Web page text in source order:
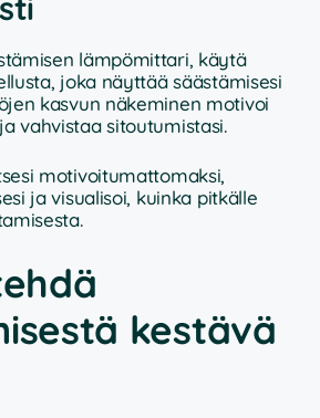
lämpömittari, käytä
joka näyttää säästämisesi
kasvun näkeminen motivoi
vahvistaa sitoutumistasi.
motivoitumattomaksi,
ja visualisoi, kuinka pitkälle
kestävä